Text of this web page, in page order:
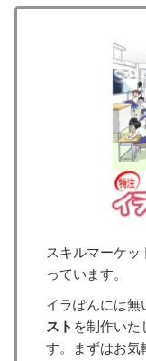
スキルマーケッ
っています。
イラぽんには無
スト を制作いた
す。まずはお気